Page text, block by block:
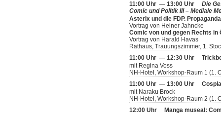
11:00 Uhr — 13:00 Uhr Die
Comic und Politik III – Mediale
Asterix und die FDP.
Vortrag von Heiner Jahncke
Comic von und gegen Rechts in
Vortrag von Harald Havas
Rathaus, Trauungszimmer, 1.
11:00 Uhr — 12:30 Uhr
mit Regina Voss
NH-Hotel, Workshop-Raum 1 (1.
11:00 Uhr — 13:00 Uhr
mit Naraku Brock
NH-Hotel, Workshop-Raum 2 (1.
12:00 Uhr
Manga museal: